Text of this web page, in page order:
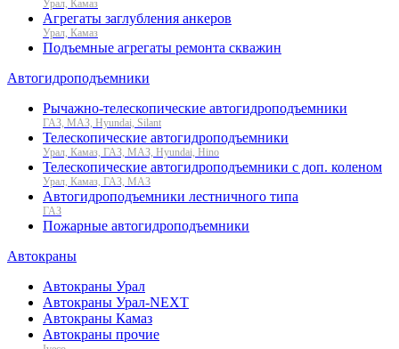
Урал, Камаз
Агрегаты заглубления анкеров
Урал, Камаз
Подъемные агрегаты ремонта скважин
Автогидроподъемники
Рычажно-телескопические автогидроподъемники
ГАЗ, МАЗ, Hyundai, Silant
Телескопические автогидроподъемники
Урал, Камаз, ГАЗ, МАЗ, Hyundai, Hino
Телескопические автогидроподъемники с доп. коленом
Урал, Камаз, ГАЗ, МАЗ
Автогидроподъемники лестничного типа
ГАЗ
Пожарные автогидроподъемники
Автокраны
Автокраны Урал
Автокраны Урал-NEXT
Автокраны Камаз
Автокраны прочие